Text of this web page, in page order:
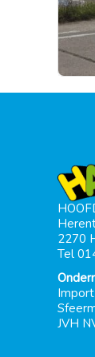
2270
Tel
JVH